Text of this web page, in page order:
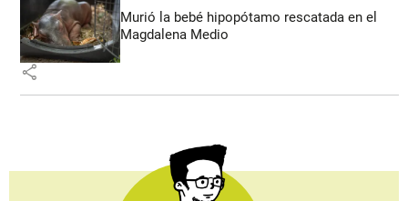
Murió la bebé hipopótamo rescatada en el
Magdalena Medio
share